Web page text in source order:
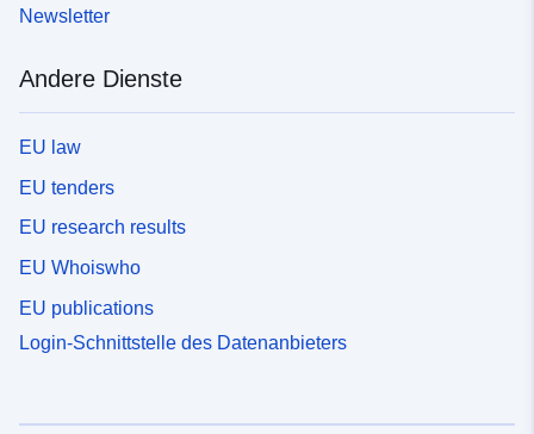
Newsletter
Andere Dienste
EU law
EU tenders
EU research results
EU Whoiswho
EU publications
Login-Schnittstelle des Datenanbieters